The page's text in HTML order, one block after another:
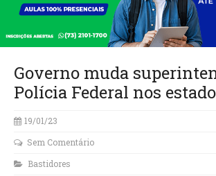
Governo muda
Polícia Federal nos
19/01/23
Sem Comentário
Bastidores